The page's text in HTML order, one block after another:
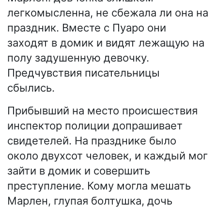
легкомысленна, не сбежала ли она на
праздник. Вместе с Пуаро они
заходят в домик и видят лежащую на
полу задушенную девочку.
Предчувствия писательницы
сбылись.
Прибывший на место происшествия
инспектор полиции допрашивает
свидетелей. На празднике было
около двухсот человек, и каждый мог
зайти в домик и совершить
преступление. Кому могла мешать
Марлен, глупая болтушка, дочь